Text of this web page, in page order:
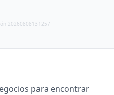
20260808131257
para encontrar